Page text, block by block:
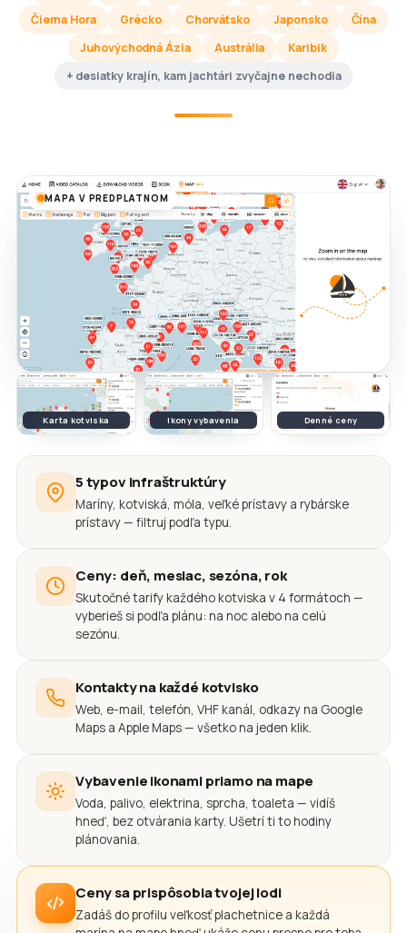
Čierna Hora
Grécko Chorvátsko Japonsko
Čína
Juhovýchodná Ázia
Austrália
Karibik
+ desiatky krajín, kam jachtári zvyčajne nechodia
MAPA V PREDPLATNOM
Karta kotviska Ikony vybavenia Denné ceny
5 typov infraštruktúry
Maríny, kotviská, móla, veľké prístavy a rybárske
prístavy — filtruj podľa typu.
Ceny: deň, mesiac, sezóna, rok
Skutočné tarify každého kotviska v 4 formátoch —
vyberieš si podľa plánu: na noc alebo na celú
sezónu.
Kontakty na každé kotvisko
Web, e-mail, telefón, VHF kanál, odkazy na Google
Maps a Apple Maps — všetko na jeden klik.
Vybavenie ikonami priamo na mape
Voda, palivo, elektrina, sprcha, toaleta — vidíš
hneď, bez otvárania karty. Ušetrí ti to hodiny
plánovania.
Ceny sa prispôsobia tvojej lodi
Zadáš do profilu veľkosť plachetnice a každá